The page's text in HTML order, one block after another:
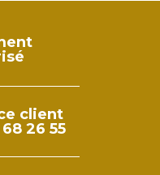
client
26 55